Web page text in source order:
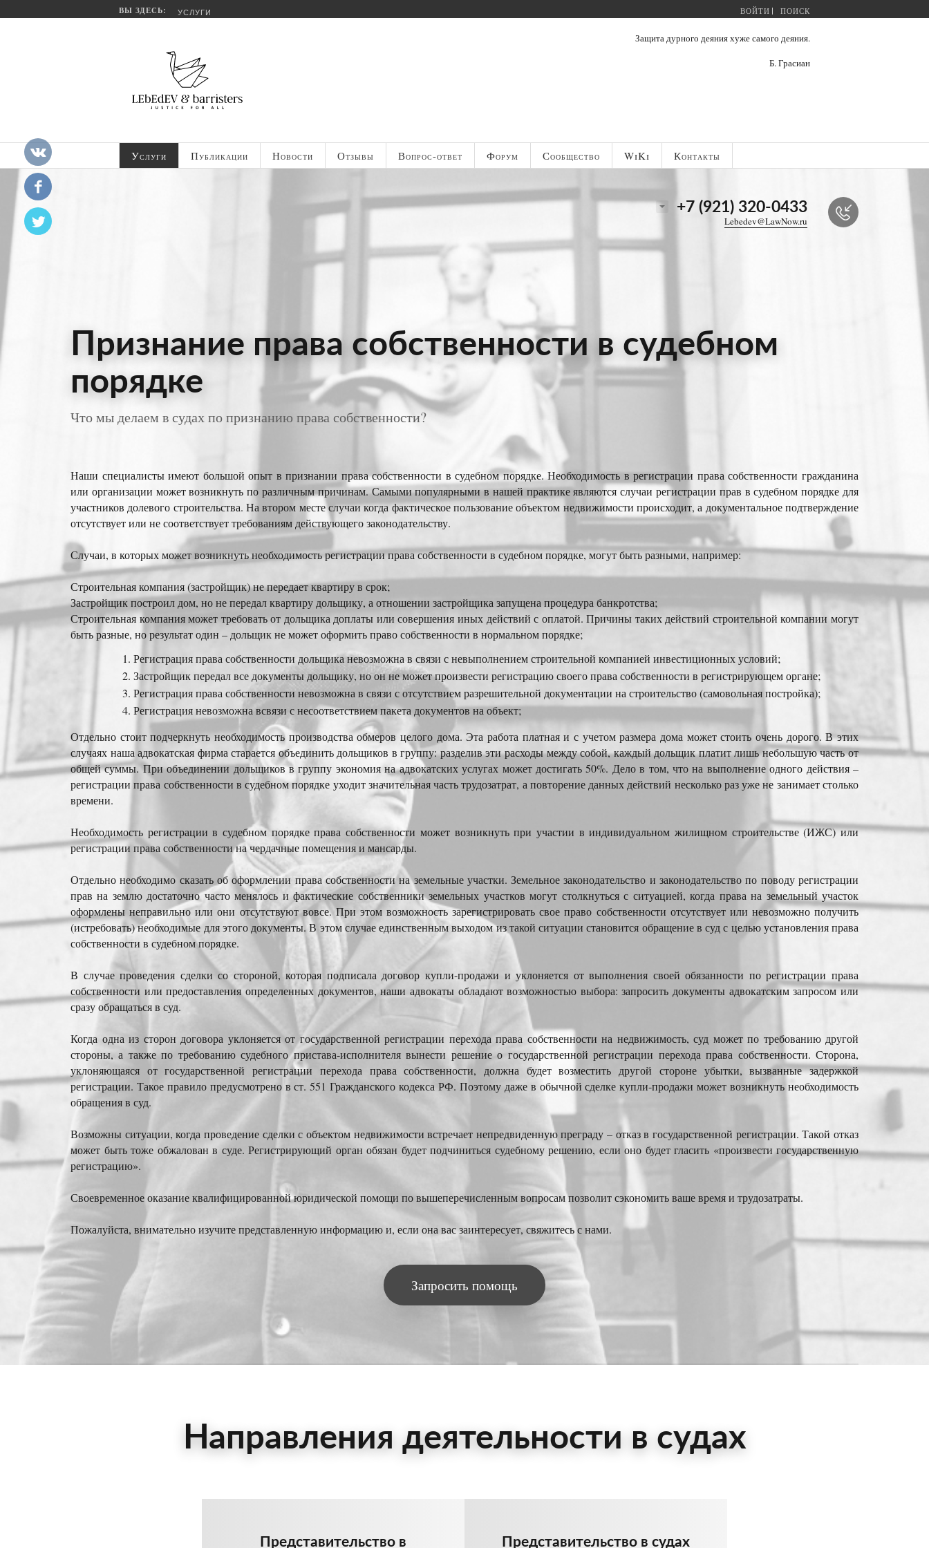
ВЫ ЗДЕСЬ: УСЛУГИ ВОЙТИ ПОИСК
Защита дурного деяния хуже самого деяния.
Б. Грасиан
Услуги Публикации Новости Отзывы Вопрос-ответ Форум Сообщество WiKi Контакты
+7 (921) 320-0433
Lebedev@LawNow.ru
Признание права собственности в судебном
порядке
Что мы делаем в судах по признанию права собственности?
Наши специалисты имеют большой опыт в признании права собственности в судебном порядке. Необходимость в регистрации права собственности гражданина
или организации может возникнуть по различным причинам. Самыми популярными в нашей практике являются случаи регистрации прав в судебном порядке для
участников долевого строительства. На втором месте случаи когда фактическое пользование объектом недвижимости происходит, а документальное подтверждение
отсутствует или не соответствует требованиям действующего законодательству.
Случаи, в которых может возникнуть необходимость регистрации права собственности в судебном порядке, могут быть разными, например:
Строительная компания (застройщик) не передает квартиру в срок;
Застройщик построил дом, но не передал квартиру дольщику, а отношении застройщика запущена процедура банкротства;
Строительная компания может требовать от дольщика доплаты или совершения иных действий с оплатой. Причины таких действий строительной компании могут
быть разные, но результат один – дольщик не может оформить право собственности в нормальном порядке;
Регистрация права собственности дольщика невозможна в связи с невыполнением строительной компанией инвестиционных условий;
Застройщик передал все документы дольщику, но он не может произвести регистрацию своего права собственности в регистрирующем органе;
Регистрация права собственности невозможна в связи с отсутствием разрешительной документации на строительство (самовольная постройка);
Регистрация невозможна всвязи с несоответствием пакета документов на объект;
Отдельно стоит подчеркнуть необходимость производства обмеров целого дома. Эта работа платная и с учетом размера дома может стоить очень дорого. В этих
случаях наша адвокатская фирма старается объединить дольщиков в группу: разделив эти расходы между собой, каждый дольщик платит лишь небольшую часть от
общей суммы. При объединении дольщиков в группу экономия на адвокатских услугах может достигать 50%. Дело в том, что на выполнение одного действия –
регистрации права собственности в судебном порядке уходит значительная часть трудозатрат, а повторение данных действий несколько раз уже не занимает столько
времени.
Необходимость регистрации в судебном порядке права собственности может возникнуть при участии в индивидуальном жилищном строительстве (ИЖС) или
регистрации права собственности на чердачные помещения и мансарды.
Отдельно необходимо сказать об оформлении права собственности на земельные участки. Земельное законодательство и законодательство по поводу регистрации
прав на землю достаточно часто менялось и фактические собственники земельных участков могут столкнуться с ситуацией, когда права на земельный участок
оформлены неправильно или они отсутствуют вовсе. При этом возможность зарегистрировать свое право собственности отсутствует или невозможно получить
(истребовать) необходимые для этого документы. В этом случае единственным выходом из такой ситуации становится обращение в суд с целью установления права
собственности в судебном порядке.
В случае проведения сделки со стороной, которая подписала договор купли-продажи и уклоняется от выполнения своей обязанности по регистрации права
собственности или предоставления определенных документов, наши адвокаты обладают возможностью выбора: запросить документы адвокатским запросом или
сразу обращаться в суд.
Когда одна из сторон договора уклоняется от государственной регистрации перехода права собственности на недвижимость, суд может по требованию другой
стороны, а также по требованию судебного пристава-исполнителя вынести решение о государственной регистрации перехода права собственности. Сторона,
уклоняющаяся от государственной регистрации перехода права собственности, должна будет возместить другой стороне убытки, вызванные задержкой
регистрации. Такое правило предусмотрено в ст. 551 Гражданского кодекса РФ. Поэтому даже в обычной сделке купли-продажи может возникнуть необходимость
обращения в суд.
Возможны ситуации, когда проведение сделки с объектом недвижимости встречает непредвиденную преграду – отказ в государственной регистрации. Такой отказ
может быть тоже обжалован в суде. Регистрирующий орган обязан будет подчиниться судебному решению, если оно будет гласить «произвести государственную
регистрацию».
Своевременное оказание квалифицированной юридической помощи по вышеперечисленным вопросам позволит сэкономить ваше время и трудозатраты.
Пожалуйста, внимательно изучите представленную информацию и, если она вас заинтересует, свяжитесь с нами.
Запросить помощь
Направления деятельности в судах
Представительство в
Представительство в судах